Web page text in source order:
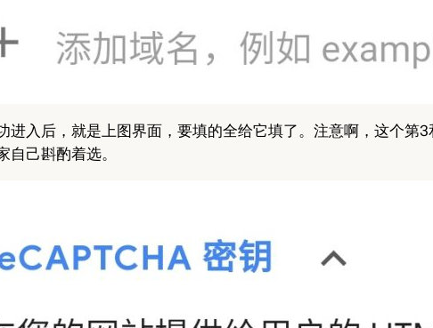
进入后，就是上图界面，要填的全给它填了。注意啊，这个
自己斟酌着选。